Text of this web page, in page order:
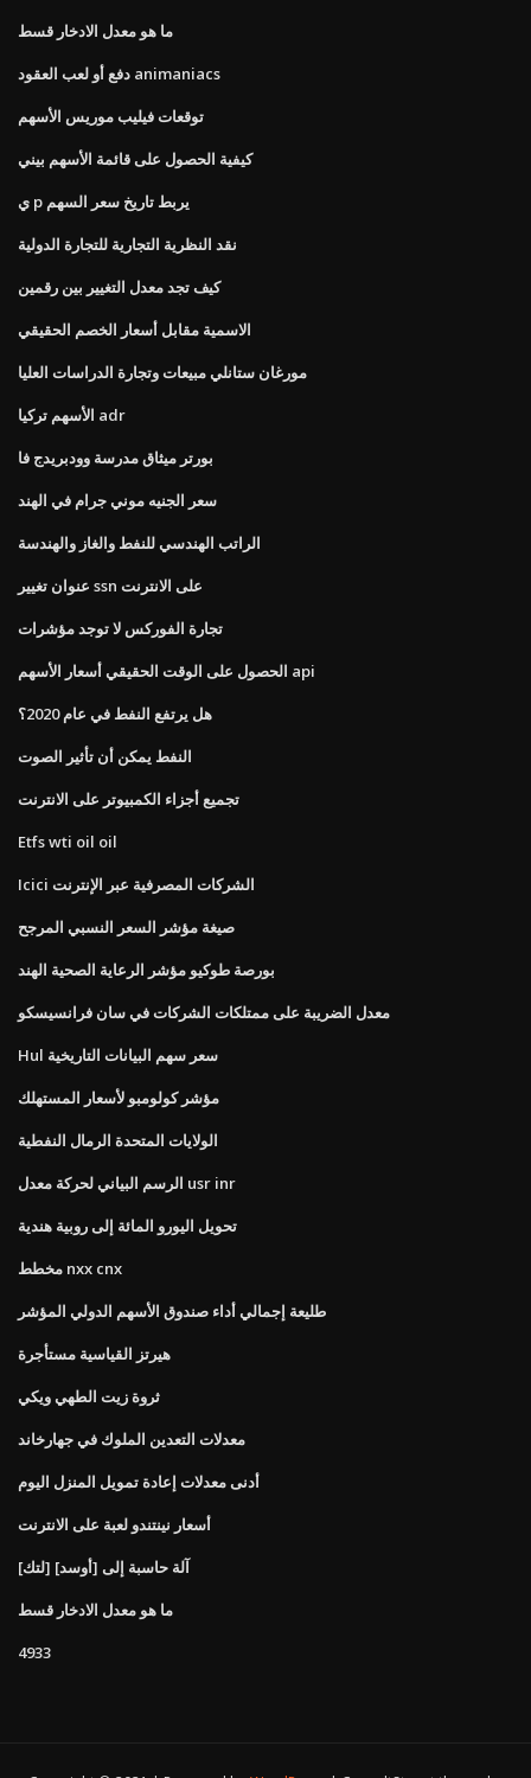
ما هو معدل الادخار قسط
دفع أو لعب العقود animaniacs
توقعات فيليب موريس الأسهم
كيفية الحصول على قائمة الأسهم بيني
ي p يربط تاريخ سعر السهم
نقد النظرية التجارية للتجارة الدولية
كيف تجد معدل التغيير بين رقمين
الاسمية مقابل أسعار الخصم الحقيقي
مورغان ستانلي مبيعات وتجارة الدراسات العليا
الأسهم تركيا adr
بورتر ميثاق مدرسة وودبريدج فا
سعر الجنيه موني جرام في الهند
الراتب الهندسي للنفط والغاز والهندسة
عنوان تغيير ssn على الانترنت
تجارة الفوركس لا توجد مؤشرات
الحصول على الوقت الحقيقي أسعار الأسهم api
هل يرتفع النفط في عام 2020؟
النفط يمكن أن تأثير الصوت
تجميع أجزاء الكمبيوتر على الانترنت
Etfs wti oil oil
Icici الشركات المصرفية عبر الإنترنت
صيغة مؤشر السعر النسبي المرجح
بورصة طوكيو مؤشر الرعاية الصحية الهند
معدل الضريبة على ممتلكات الشركات في سان فرانسيسكو
Hul سعر سهم البيانات التاريخية
مؤشر كولومبو لأسعار المستهلك
الولايات المتحدة الرمال النفطية
الرسم البياني لحركة معدل usr inr
تحويل اليورو المائة إلى روبية هندية
مخطط nxx cnx
طليعة إجمالي أداء صندوق الأسهم الدولي المؤشر
هيرتز القياسية مستأجرة
ثروة زيت الطهي ويكي
معدلات التعدين الملوك في جهارخاند
أدنى معدلات إعادة تمويل المنزل اليوم
أسعار نينتندو لعبة على الانترنت
[لتك] آلة حاسبة إلى [أوسد]
ما هو معدل الادخار قسط
4933